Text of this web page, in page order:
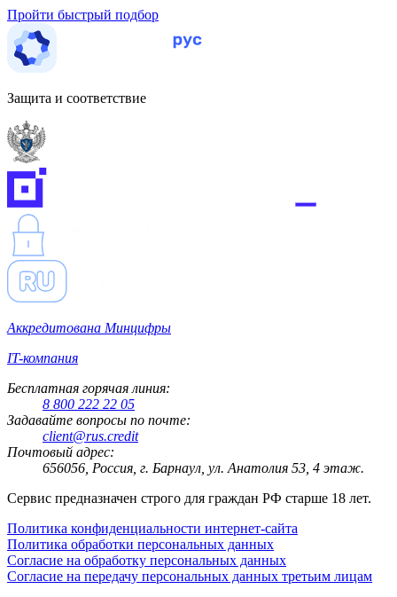
Пройти быстрый подбор
Защита и соответствие
Аккредитована Минцифры
IT-компания
Бесплатная горячая линия:
8 800 222 22 05
Задавайте вопросы по почте:
client@rus.credit
Почтовый адрес:
656056, Россия, г. Барнаул, ул. Анатолия 53, 4 этаж.
Сервис предназначен строго для граждан РФ старше 18 лет.
Политика конфиденциальности интернет-сайта
Политика обработки персональных данных
Согласие на обработку персональных данных
Согласие на передачу персональных данных третьим лицам